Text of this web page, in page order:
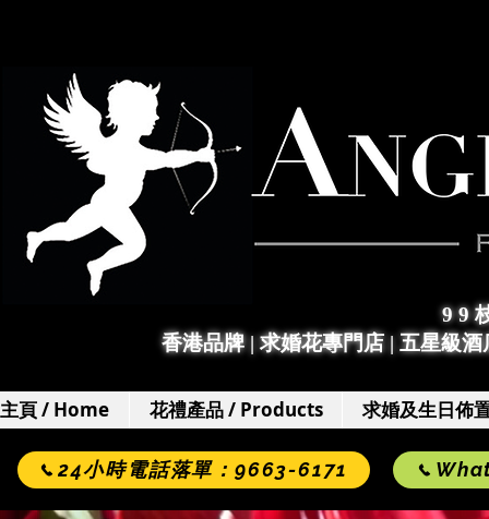
9 9
香港品牌 | 求婚花專門店| 五星級
主頁 / Home 花禮產品 / Products 求婚及生日佈
24小時電話落單：9663-6171